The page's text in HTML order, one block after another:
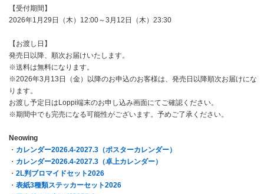
【受付期間】
2026年1月29日（木）12:00～3月12日（木）23:30
【お渡し日】
発売日以降、順次お届けいたします。
※送料は無料になります。
※2026年3月13日（金）以降のお申込のお客様は、発売日以降順次お届けにな
ります。
お渡し予定日はLoppi端末のお申し込み画面にてご確認ください。
※期間中でも完売になる可能性がございます。予めご了承ください。
Neowing
・ カレンダー2026.4-2027.3（ポスターカレンダー）
・ カレンダー2026.4-2027.3（卓上カレンダー）
・ 2L判ブロマイドセット2026
・ 表紙3種類ステッカーセット2026